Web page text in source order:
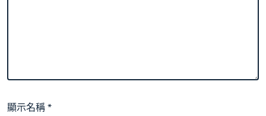
顯示名稱*